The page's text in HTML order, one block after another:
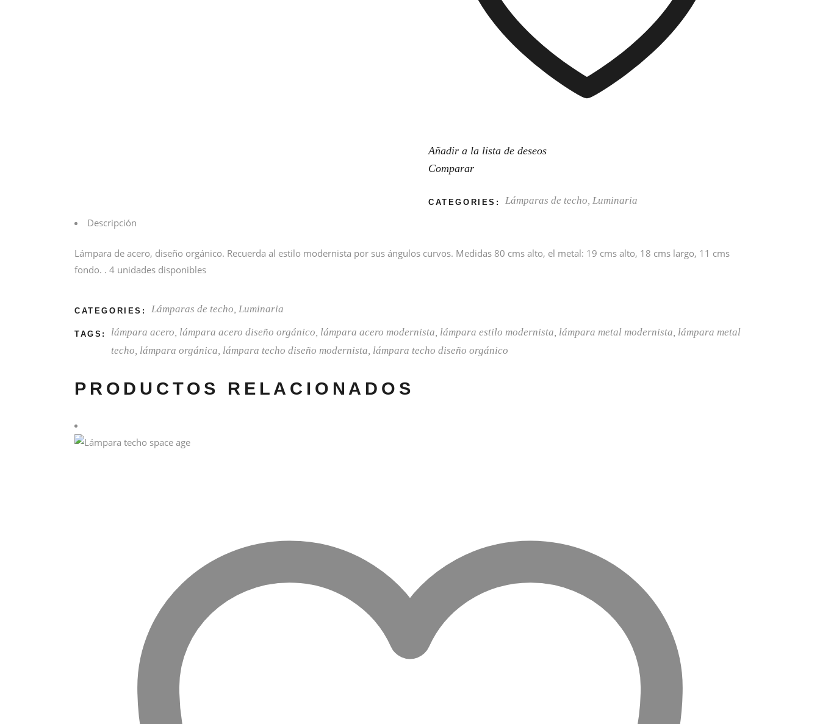
Añadir a la lista de deseos
Comparar
CATEGORIES: Lámparas de techo, Luminaria
Descripción
Lámpara de acero, diseño orgánico. Recuerda al estilo modernista por sus ángulos curvos. Medidas 80 cms alto, el metal: 19 cms alto, 18 cms largo, 11 cms
fondo. . 4 unidades disponibles
CATEGORIES: Lámparas de techo Luminaria
TAGS: lámpara acero lámpara acero diseño orgánico lámpara acero modernista lámpara estilo modernista lámpara metal modernista lámpara metal
techo lámpara orgánica lámpara techo diseño modernista lámpara techo diseño orgánico
PRODUCTOS RELACIONADOS